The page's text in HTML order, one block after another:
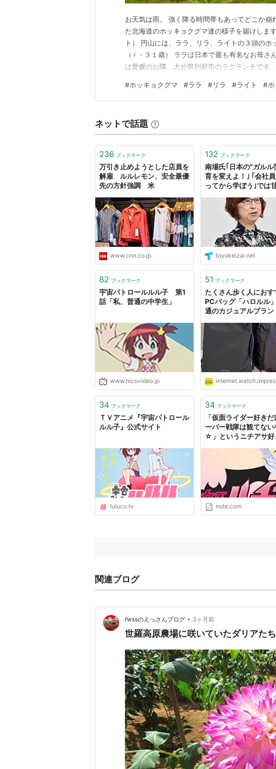
お天気は雨。 強く降る時間帯もあってどこか
た北海道のホッキョクグマ達の様子を届けしま
ト） 円山には、ララ、リラ、ライトの３頭の
（♀・３１歳） ララは日本で最も有名なお母さ
は愛媛のお隣、大分県別府市のラクテンチです
た功績はとても大きいと思います。 ララはこれ
３・９死亡）との間に８頭の子供を儲け、愛情
#ホッキョクグマ #ララ #リラ #ライト #ホ
ネットで話題
236 ブックマーク
万引き止めようとした店員を
解雇 ルルレモン、安全最優
先の方針強調 米
www.cnn.co.jp
132 ブックマーク
南場氏｢日本の"ガルル
育を変えよ！｣ ｢会社
ってから学ぼう｣では
toyokeizai.net
82 ブックマーク
宇宙パトロールルル子 第1
話「私、普通の中学生」
www.nicovideo.jp
51 ブックマーク
たくさん歩く人におす
PCバッグ「ハロルル
通のカジュアルブラン
い 【テレワークグッ
ニレビュー 第46回】
34 ブックマーク
ＴＶアニメ『宇宙パトロール
ルル子』公式サイト
luluco.tv
34 ブックマーク
「仮面ライダー好き
ーパー戦隊は観てない
☆」というニチアサ好
て“スーパー戦隊のオ
両作品の違いを分析
えてみた｜ルル＝ルチ
VTuber｜note
note.com
関連ブログ
fwssのえっさんブログ • 3ヶ月前
世羅高原農場に咲いていたダリアた